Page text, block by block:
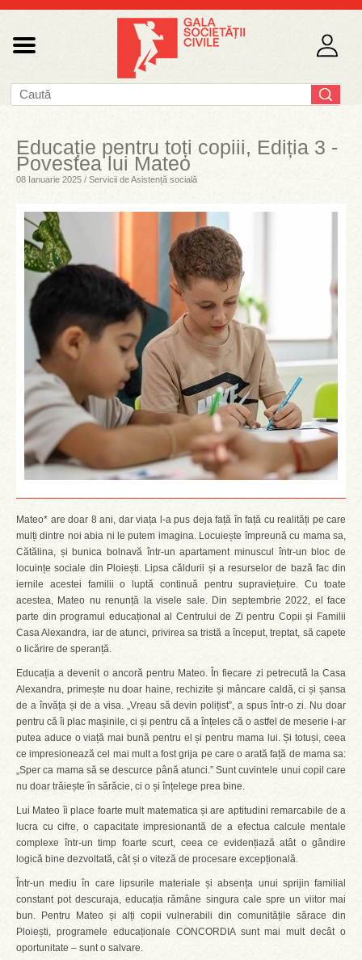
Educație pentru toți copiii, Ediția 3 -
Povestea lui Mateo
08 Ianuarie 2025 / Servicii de Asistență socială
Mateo* are doar 8 ani, dar viața l-a pus deja față în față cu realități pe care
mulți dintre noi abia ni le putem imagina. Locuiește împreună cu mama sa,
Cătălina, și bunica bolnavă într-un apartament minuscul într-un bloc de
locuințe sociale din Ploiești. Lipsa căldurii și a resurselor de bază fac din
iernile acestei familii o luptă continuă pentru supraviețuire. Cu toate
acestea, Mateo nu renunță la visele sale. Din septembrie 2022, el face
parte din programul educațional al Centrului de Zi pentru Copii și Familii
Casa Alexandra, iar de atunci, privirea sa tristă a început, treptat, să capete
o licărire de speranță.
Educația a devenit o ancoră pentru Mateo. În fiecare zi petrecută la Casa
Alexandra, primește nu doar haine, rechizite și mâncare caldă, ci și șansa
de a învăța și de a visa. „Vreau să devin polițist”, a spus într-o zi. Nu doar
pentru că îi plac mașinile, ci și pentru că a înțeles că o astfel de meserie i-ar
putea aduce o viață mai bună pentru el și pentru mama lui. Și totuși, ceea
ce impresionează cel mai mult a fost grija pe care o arată față de mama sa:
„Sper ca mama să se descurce până atunci.” Sunt cuvintele unui copil care
nu doar trăiește în sărăcie, ci o și înțelege prea bine.
Lui Mateo îi place foarte mult matematica și are aptitudini remarcabile de a
lucra cu cifre, o capacitate impresionantă de a efectua calcule mentale
complexe într-un timp foarte scurt, ceea ce evidențiază atât o gândire
logică bine dezvoltată, cât și o viteză de procesare excepțională.
Într-un mediu în care lipsurile materiale și absența unui sprijin familial
constant pot descuraja, educația rămâne singura cale spre un viitor mai
bun. Pentru Mateo și alți copii vulnerabili din comunitățile sărace din
Ploiești, programele educaționale CONCORDIA sunt mai mult decât o
oportunitate – sunt o salvare.